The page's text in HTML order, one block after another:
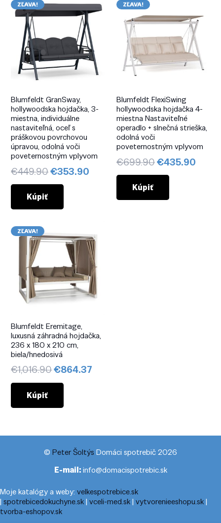
ZĽAVA!
Blumfeldt GranSway,
hollywoodska hojdačka, 3-
miestna, individuálne
nastaviteľná, oceľ s
práškovou povrchovou
úpravou, odolná voči
poveternostným vplyvom
€449.90Pôvodná
cena
€449.90.
€353.90
Kúpiť
ZĽAVA!
Blumfeldt FlexiSwing
hollywoodska hojdačka 4-
miestna Nastaviteľné
operadlo + slnečná strieška,
odolná voči
poveternostným vplyvom
€699.90Pôvodná
cena
€699.90.
€435.90
Kúpiť
ZĽAVA!
Blumfeldt Eremitage,
luxusná záhradná hojdačka,
236 x 180 x 210 cm,
biela/hnedosivá
€1,016.90Pôvodná
cena
€1,016.90.
€864.37
Kúpiť
© Peter Šoltýs Domáci spotrebič 2026
E-mail:info@domacispotrebic.sk
Moje katalógy a weby: velkespotrebice.sk
| spotrebicedokuchyne.sk| vceli-med.sk| vytvorenieeshopu.sk|
tvorba-eshopov.sk